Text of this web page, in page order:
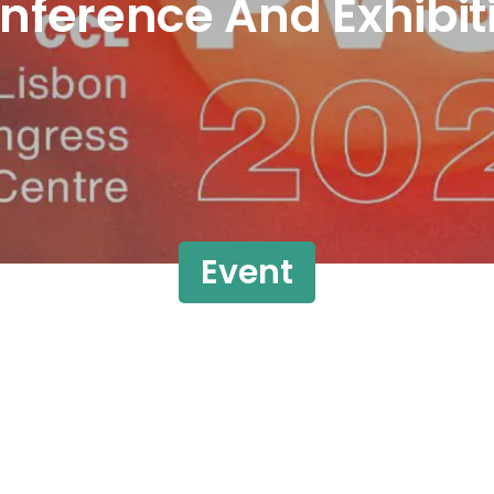
And
Event